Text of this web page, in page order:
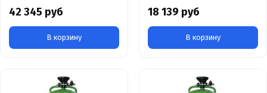
42 345 руб
В корзину
18 139 руб
В корзину